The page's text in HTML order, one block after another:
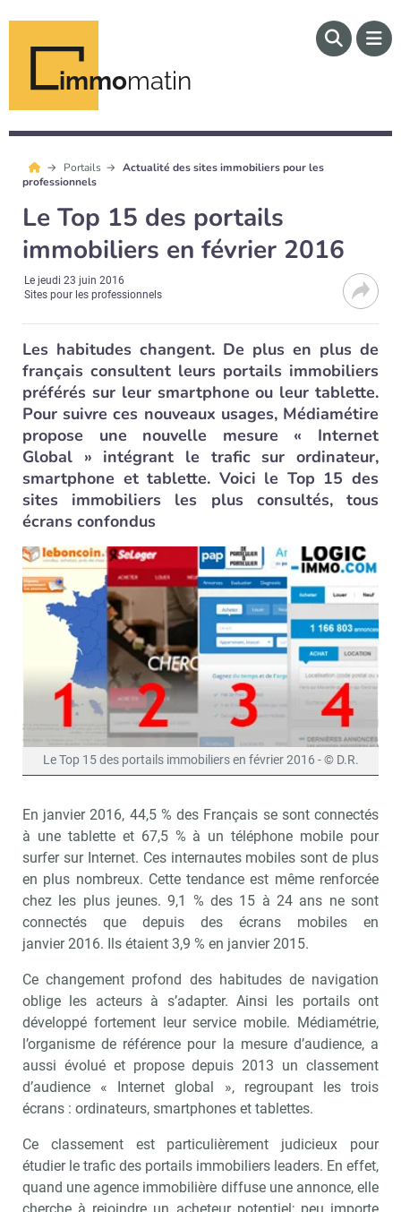
immomatin
Portails
Actualité des sites immobiliers pour les
professionnels
Le Top 15 des portails
immobiliers en février 2016
Lejeudi 23 juin 2016
Sites pour les professionnels
Les habitudes changent. De plus en plus de
français consultent leurs portails immobiliers
préférés sur leur smartphone ou leur tablette.
Pour suivre ces nouveaux usages, Médiamétire
propose une nouvelle mesure « Internet
Global » intégrant le trafic sur ordinateur,
smartphone et tablette. Voici le Top 15 des
sites immobiliers les plus consultés, tous
écrans confondus
Le Top 15 des portails immobiliers en février 2016 - © D.R.
En janvier 2016, 44,5 % des Français se sont connectés
à une tablette et 67,5 % à un téléphone mobile pour
surfer sur Internet. Ces internautes mobiles sont de plus
en plus nombreux. Cette tendance est même renforcée
chez les plus jeunes. 9,1 % des 15 à 24 ans ne sont
connectés que depuis des écrans mobiles en
janvier 2016. Ils étaient 3,9 % en janvier 2015.
Ce changement profond des habitudes de navigation
oblige les acteurs à s’adapter. Ainsi les portails ont
développé fortement leur service mobile. Médiamétrie,
l’organisme de référence pour la mesure d’audience, a
aussi évolué et propose depuis 2013 un classement
d’audience « Internet global », regroupant les trois
écrans : ordinateurs, smartphones et tablettes.
Ce classement est particulièrement judicieux pour
étudier le trafic des portails immobiliers leaders. En effet,
quand une agence immobilière diffuse une annonce, elle